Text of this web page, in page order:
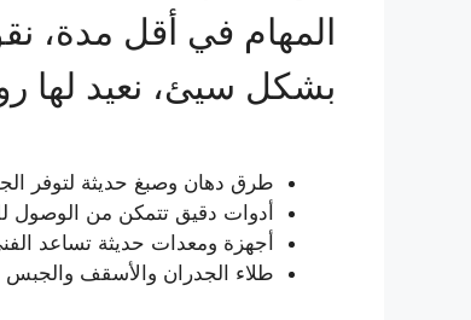
المهام في أقل مدة،
بشكل سيئ، نعيد لها
طرق دهان وصبغ حديثة لتوفر
أدوات دقيق تتمكن من الوصول
أجهزة ومعدات حديثة تساعد
طلاء الجدران والأسقف والجبس